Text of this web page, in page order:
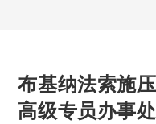
布基纳法索施
高级专员办事